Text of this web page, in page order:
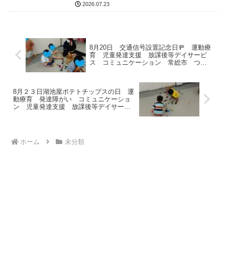
市 つくばみらい市 坂東市 守谷市
2026.07.23
8月20日 交通信号設置記念日🚥 運動療
育 児童発達支援 放課後等デイサービ
ス コミュニケーション 常総市 つく
8月２３日湖池屋ポテトチップスの日 運
動療育 発達障がい コミュニケーショ
ン 児童発達支援 放課後等デイサービ
ホーム 未分類